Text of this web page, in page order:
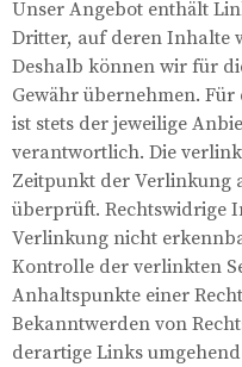
Unser Angebot enthält
Dritter, auf deren Inhalte
Deshalb können wir für
Gewähr übernehmen.
ist stets der jeweilige
verantwortlich. Die
Zeitpunkt der Verlinkung
überprüft. Rechtswidrige
Verlinkung nicht
Kontrolle der verlinkten
Anhaltspunkte einer
Bekanntwerden von
derartige Links